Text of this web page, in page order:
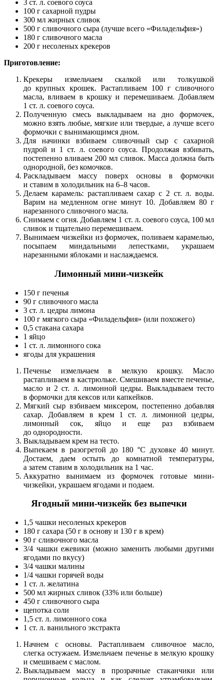
3 ст. л. соевого соуса
100 г сахарной пудры
300 мл жирных сливок
500 г сливочного сыра (лучше всего «Филадельфия»)
180 г сливочного масла
200 г несоленых крекеров
Приготовление:
Крекеры измельчаем скалкой или толкушкой
до крупных крошек. Растапливаем 100 г сливочного
масла, вливаем в крошку и перемешиваем. Добавляем
1 ст. л. соевого соуса.
Полученную смесь выкладываем на дно формочек,
можно взять любые, мягкие или твердые, а лучше всего
формочки с вынимающимся дном.
Для начинки взбиваем сливочный сыр с сахарной
пудрой и 1 ст. л. соевого соуса. Продолжая взбивать,
постепенно вливаем 200 мл сливок. Масса должна быть
однородной, без комочков.
Раскладываем массу поверх основы в формочки
и ставим в холодильник на 6–8 часов.
Делаем карамель: растапливаем сахар с 2 ст. л. воды.
Варим на медленном огне минут 10. Добавляем 80 г
нарезанного сливочного масла.
Снимаем с огня. Добавляем 1 ст. л. соевого соуса, 100 мл
сливок и тщательно перемешиваем.
Вынимаем чизкейки из формочек, поливаем карамелью,
посыпаем миндальными лепестками, украшаем
нарезанными яблоками и наслаждаемся.
Лимонный мини-чизкейк
150 г печенья
90 г сливочного масла
3 ст. л. цедры лимона
100 г мягкого сыра «Филадельфия» (или похожего)
0,5 стакана сахара
1 яйцо
1 ст. л. лимонного сока
ягоды для украшения
Печенье измельчаем в мелкую крошку. Масло
растапливаем в кастрюльке. Смешиваем вместе печенье,
масло и 2 ст. л. лимонной цедры. Выкладываем тесто
в формочки для кексов или капкейков.
Мягкий сыр взбиваем миксером, постепенно добавляя
сахар. Добавляем в крем 1 ст. л. лимонной цедры,
лимонный сок, яйцо и еще раз взбиваем
до однородности.
Выкладываем крем на тесто.
Выпекаем в разогретой до 180 °С духовке 40 минут.
Достаем, даем остыть до комнатной температуры,
а затем ставим в холодильник на 1 час.
Аккуратно вынимаем из формочек готовые мини-
чизкейки, украшаем ягодами и подаем.
Ягодный мини-чизкейк без выпечки
1,5 чашки несоленых крекеров
180 г сахара (50 г в основу и 130 г в крем)
90 г сливочного масла
3/4 чашки ежевики (можно заменить любыми другими
ягодами по вкусу)
3/4 чашки малины
1/4 чашки горячей воды
1 ст. л. желатина
500 мл жирных сливок (33% или больше)
450 г сливочного сыра
щепотка соли
1,5 ст. л. лимонного сока
1 ст. л. ванильного экстракта
Начнем с основы. Растапливаем сливочное масло,
слегка остужаем. Измельчаем печенье в мелкую крошку
и смешиваем с маслом.
Выкладываем массу в прозрачные стаканчики или